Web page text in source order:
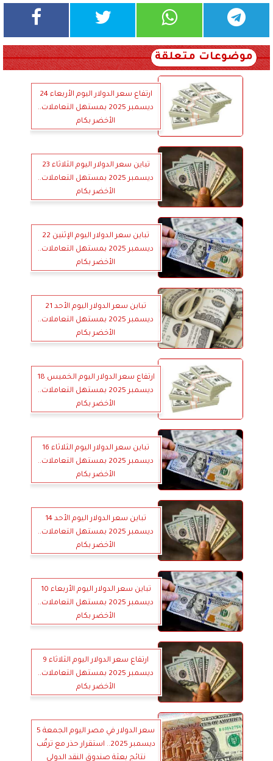
موضوعات متعلقة
ارتفاع سعر الدولار اليوم الأربعاء 24
ديسمبر 2025 بمستهل التعاملات..
الأخضر بكام
تباين سعر الدولار اليوم الثلاثاء 23
ديسمبر 2025 بمستهل التعاملات..
الأخضر بكام
تباين سعر الدولار اليوم الإثنين 22
ديسمبر 2025 بمستهل التعاملات..
الأخضر بكام
تباين سعر الدولار اليوم الأحد 21
ديسمبر 2025 بمستهل التعاملات..
الأخضر بكام
ارتفاع سعر الدولار اليوم الخميس 18
ديسمبر 2025 بمستهل التعاملات..
الأخضر بكام
تباين سعر الدولار اليوم الثلاثاء 16
ديسمبر 2025 بمستهل التعاملات..
الأخضر بكام
تباين سعر الدولار اليوم الأحد 14
ديسمبر 2025 بمستهل التعاملات..
الأخضر بكام
تباين سعر الدولار اليوم الأربعاء 10
ديسمبر 2025 بمستهل التعاملات..
الأخضر بكام
ارتفاع سعر الدولار اليوم الثلاثاء 9
ديسمبر 2025 بمستهل التعاملات..
الأخضر بكام
سعر الدولار في مصر اليوم الجمعة 5
ديسمبر 2025.. استقرار حذر مع ترقّب
نتائج بعثة صندوق النقد الدولي